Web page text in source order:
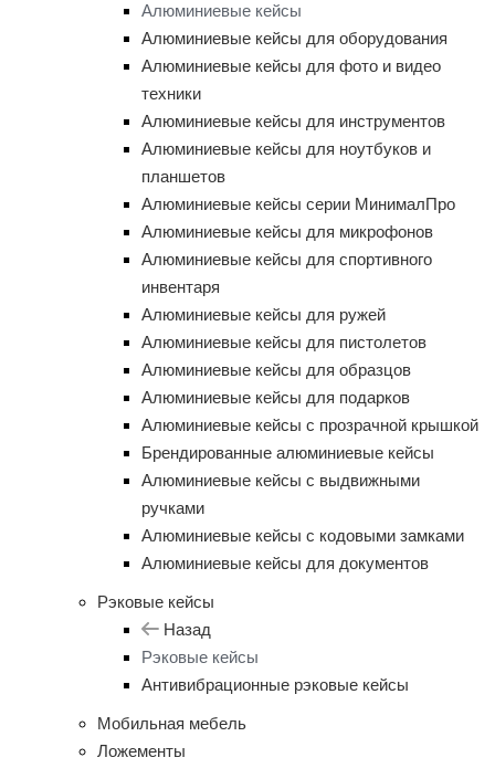
Алюминиевые кейсы
Алюминиевые кейсы для оборудования
Алюминиевые кейсы для фото и видео
техники
Алюминиевые кейсы для инструментов
Алюминиевые кейсы для ноутбуков и
планшетов
Алюминиевые кейсы серии МинималПро
Алюминиевые кейсы для микрофонов
Алюминиевые кейсы для спортивного
инвентаря
Алюминиевые кейсы для ружей
Алюминиевые кейсы для пистолетов
Алюминиевые кейсы для образцов
Алюминиевые кейсы для подарков
Алюминиевые кейсы с прозрачной крышкой
Брендированные алюминиевые кейсы
Алюминиевые кейсы с выдвижными
ручками
Алюминиевые кейсы с кодовыми замками
Алюминиевые кейсы для документов
Рэковые кейсы
Назад
Рэковые кейсы
Антивибрационные рэковые кейсы
Мобильная мебель
Ложементы